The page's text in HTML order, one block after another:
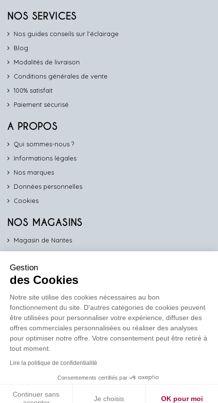
NOS SERVICES
Nos guides conseils sur l'éclairage
Blog
Modalités de livraison
Conditions générales de vente
100% satisfait
Paiement sécurisé
A PROPOS
Qui sommes-nous ?
Informations légales
Nos marques
Données personnelles
Cookies
NOS MAGASINS
Magasin de Nantes
Magasin de Vannes
Magasin d'Orléans
COMPTOIR PRO
work
Comptoir des Lustres vous propose ses services dédiés aux
Réalisation de site
Gestion
des Cookies
Notre site utilise des cookies nécessaires au bon
fonctionnement du site. D’autres catégories de cookies peuvent
être utilisées pour personnaliser votre expérience, diffuser des
offres commerciales personnalisées ou réaliser des analyses
pour optimiser notre offre. Votre consentement peut être retiré à
tout moment.
Lire la politique de confidentialité
Consentements certifiés par
Continuer sans
Je choisis OK pour moi